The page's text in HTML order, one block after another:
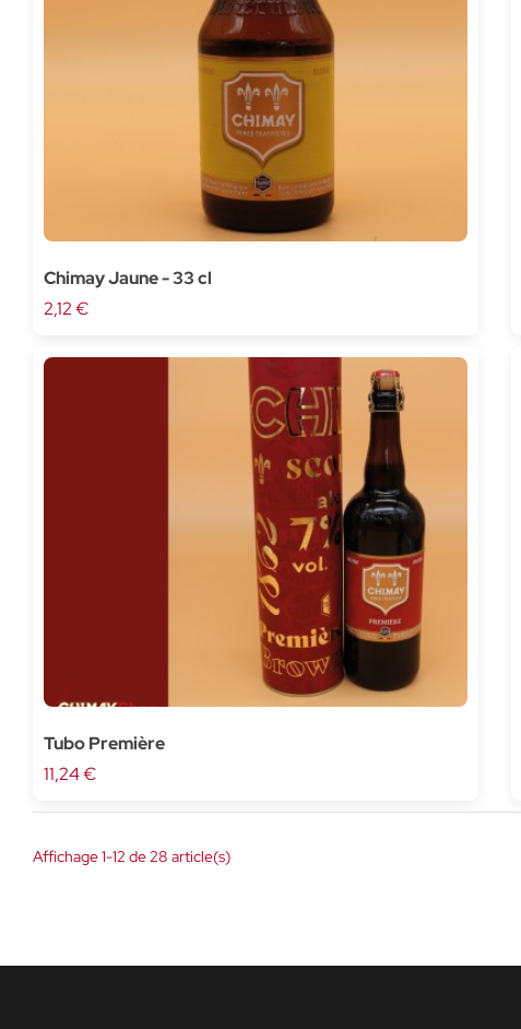
Chimay Jaune - 33 cl
2,12 €
Tubo Première
11,24 €
Affichage 1-12 de 28 article(s)